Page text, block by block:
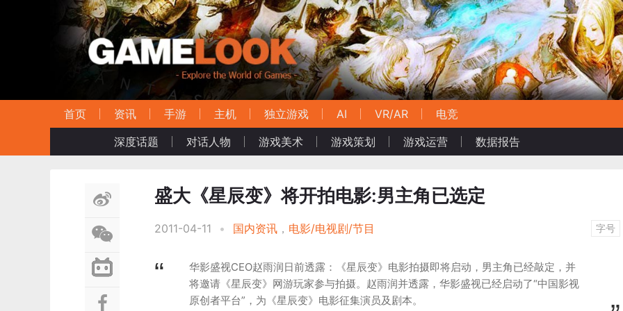
首页 资讯 手游 主机 独立游戏 AI VR/AR
电竞
深度话题
对话人物 游戏美术 游戏策划 游戏运营 数据报告
盛大《星辰变》将开拍电影:男主角已选定
2011-04-11 • 国内资讯 ， 电影/电视剧/节目 字号
华影盛视CEO赵雨润日前透露：《星辰变》电影拍摄即将启动，男主角已经敲定，并
将邀请《星辰变》网游玩家参与拍摄。赵雨润并透露，华影盛视已经启动了“中国影视
原创者平台”，为《星辰变》电影征集演员及剧本。